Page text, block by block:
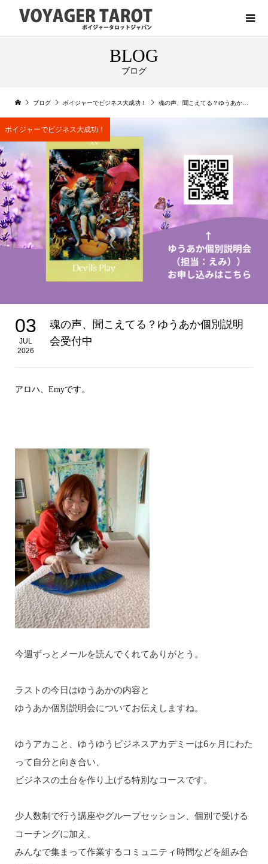
BLOG
ブログ
ブログ ボイジャーでビジネス大成功！ 魂の声、聞こえてる？ゆうあか個別説明会受付中
ボイジャーでビジネス大成功！
03
JUL
2026
魂の声、聞こえてる？ゆうあか個別説明
会受付中
アロハ、Emyです。
今週ずっとメールを読んでくれてありがとう。
ラストの今日はゆうあかの内容と
ゆうあか個別説明会についてお伝えしますね。
ゆうアカこと、ゆうゆうビジネスアカデミーは6ヶ月にわた
って自分と向き合い、
ビジネスの土台を作り上げる特別なコースです。
少人数制で行う講座やグループセッション、個別で受ける
コーチングに加え、
みんなで集まって作業するコミュニティ時間などを組み合